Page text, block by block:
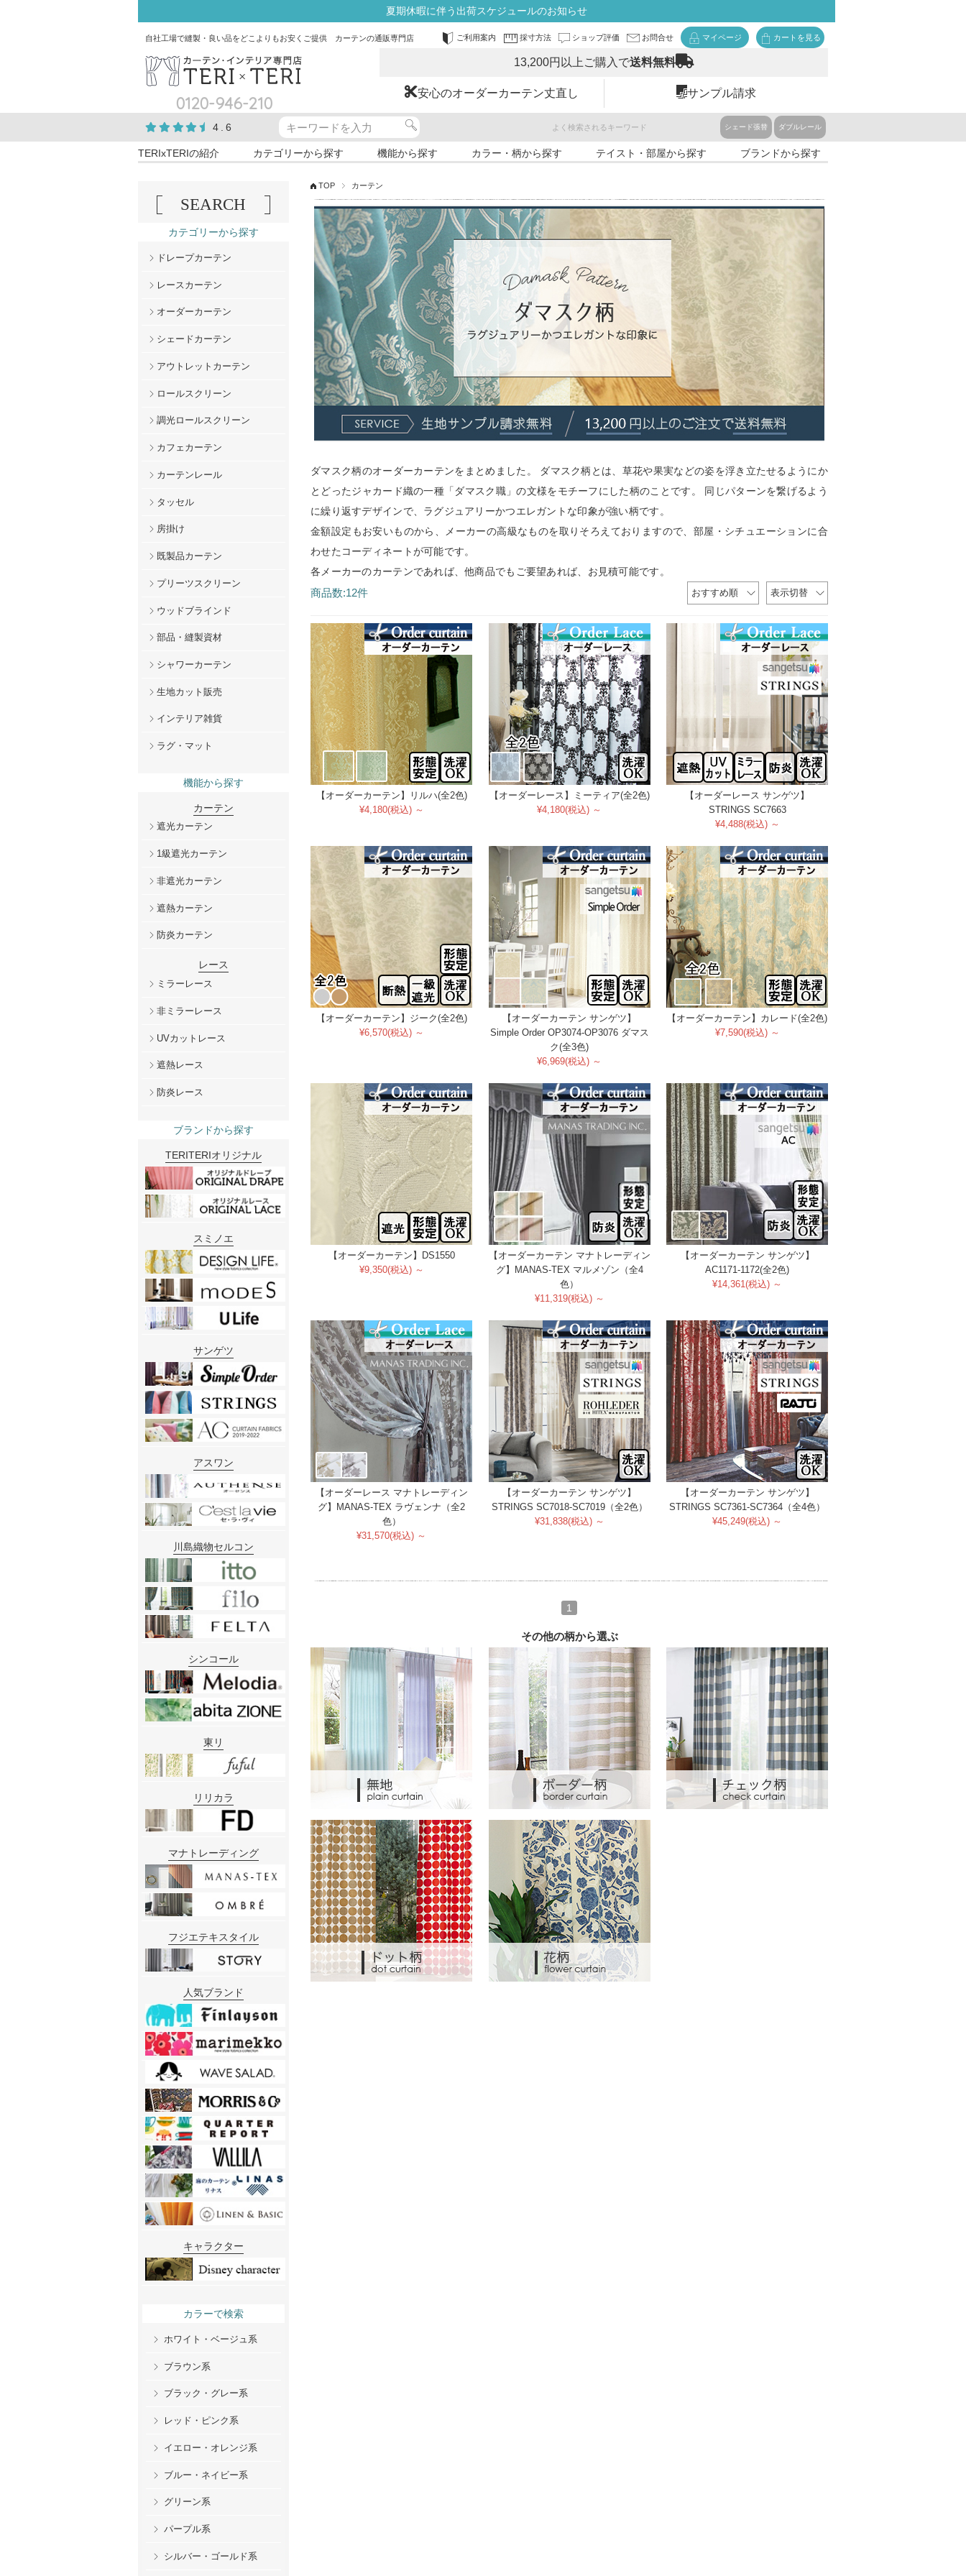
夏期休暇に伴う出荷スケジュールのお知らせ
自社工場で縫製・良い品をどこよりもお安くご提供 カーテンの通販専門店 ご利用案内 採寸方法 ショップ評価 お問合せ マイページ カートを見る
0120-946-210
13,200円以上ご購入で送料無料
安心のオーダーカーテン丈直し サンプル請求
4.6 よく検索されるキーワード シェード張替 ダブルレール
TERIxTERIの紹介 カテゴリーから探す 機能から探す カラー・柄から探す テイスト・部屋から探す ブランドから探す
TOP カーテン
ダマスク柄のオーダーカーテンをまとめました。 ダマスク柄とは、草花や果実などの姿を浮き立たせるようにか
とどったジャカード織の一種「ダマスク職」の文様をモチーフにした柄のことです。 同じパターンを繋げるよう
に繰り返すデザインで、ラグジュアリーかつエレガントな印象が強い柄です。
金額設定もお安いものから、メーカーの高級なものを取りそろえておりますので、部屋・シチュエーションに合
わせたコーディネートが可能です。
各メーカーのカーテンであれば、他商品でもご要望あれば、お見積可能です。
商品数:12件 おすすめ順 表示切替
【オーダーカーテン】リルハ(全2色)
¥4,180(税込) ～
【オーダーレース】ミーティア(全2色)
¥4,180(税込) ～
【オーダーレース サンゲツ】
STRINGS SC7663
¥4,488(税込) ～
【オーダーカーテン】ジーク(全2色)
¥6,570(税込) ～
【オーダーカーテン サンゲツ】
Simple Order OP3074-OP3076 ダマス
ク(全3色)
¥6,969(税込) ～
【オーダーカーテン】カレード(全2色)
¥7,590(税込) ～
【オーダーカーテン】DS1550
¥9,350(税込) ～
【オーダーカーテン マナトレーディン
グ】MANAS-TEX マルメゾン（全4
色）
¥11,319(税込) ～
【オーダーカーテン サンゲツ】
AC1171-1172(全2色)
¥14,361(税込) ～
【オーダーレース マナトレーディン
グ】MANAS-TEX ラヴェンナ（全2
色）
¥31,570(税込) ～
【オーダーカーテン サンゲツ】
STRINGS SC7018-SC7019（全2色）
¥31,838(税込) ～
【オーダーカーテン サンゲツ】
STRINGS SC7361-SC7364（全4色）
¥45,249(税込) ～
1
その他の柄から選ぶ
SEARCH
カテゴリーから探す
ドレープカーテン
レースカーテン
オーダーカーテン
シェードカーテン
アウトレットカーテン
ロールスクリーン
調光ロールスクリーン
カフェカーテン
カーテンレール
タッセル
房掛け
既製品カーテン
プリーツスクリーン
ウッドブラインド
部品・縫製資材
シャワーカーテン
生地カット販売
インテリア雑貨
ラグ・マット
機能から探す
カーテン
遮光カーテン
1級遮光カーテン
非遮光カーテン
遮熱カーテン
防炎カーテン
レース
ミラーレース
非ミラーレース
UVカットレース
遮熱レース
防炎レース
ブランドから探す
TERITERIオリジナル
スミノエ
サンゲツ
アスワン
川島織物セルコン
シンコール
東リ
リリカラ
マナトレーディング
フジエテキスタイル
人気ブランド
キャラクター
カラーで検索
ホワイト・ベージュ系
ブラウン系
ブラック・グレー系
レッド・ピンク系
イエロー・オレンジ系
ブルー・ネイビー系
グリーン系
パープル系
シルバー・ゴールド系